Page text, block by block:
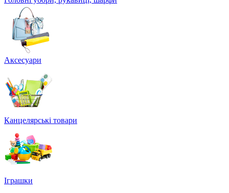
Аксесуари
Канцелярські товари
Іграшки